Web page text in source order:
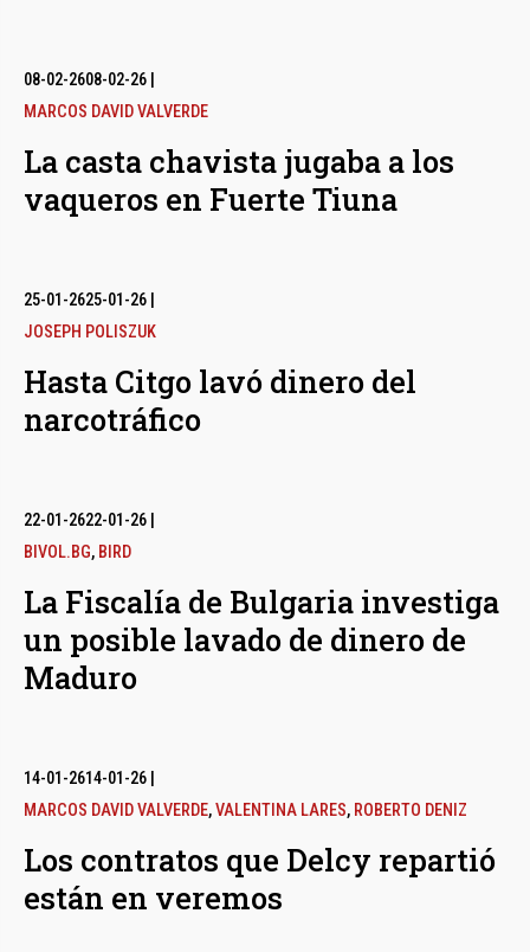
08-02-2608-02-26
MARCOS DAVID VALVERDE
La casta chavista jugaba a los
vaqueros en Fuerte Tiuna
25-01-2625-01-26
JOSEPH POLISZUK
Hasta Citgo lavó dinero del
narcotráfico
22-01-2622-01-26
BIVOL.BG, BIRD
La Fiscalía de Bulgaria investiga
un posible lavado de dinero de
Maduro
14-01-2614-01-26
MARCOS DAVID VALVERDE,VALENTINA LARES, ROBERTO DENIZ
Los contratos que Delcy repartió
están en veremos